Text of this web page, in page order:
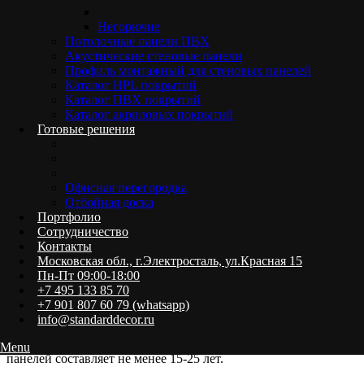
Негорючие
Потолочные панели ПВХ
Акустические стеновые панели
Профиль монтажный для стеновых панелей
Каталог HPL покрытий
Каталог ПВХ покрытий
Каталог акриловых покрытий
Готовые решения
Офисная перегородка
Отбойная доска
Портфолио
Сотрудничество
Контакты
Московская обл., г.Электросталь, ул.Красная 15
Пн-Пт 09:00-18:00
+7 495 133 85 70
+7 901 807 60 79 (whatsapp)
info@standarddecor.ru
Menu
рекомендации по средствам ухода;
сроки гарантийного обслуживания.
Применение и монтаж
Панели устанавливают в операционных, реанимациях,
диагностических кабинетах, лабораториях. Монтаж
выполняют на каркас или клеевой состав. Стыки
крепления упрощают текущий уход и ускоряют замену
повреждённого участка.
Почему выбирают антибактериальные
стеновые панели
Купить панели для медицинских учреждений в Москве – это
значит снизить затраты на реставрацию и периодическую
санитарную обработку поверхностей стен в учреждении. В
медучреждениях срок эффективной эксплуатации стеновых
панелей составляет не менее 15-25 лет.